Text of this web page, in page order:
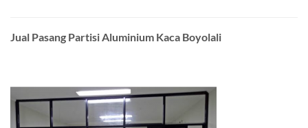
Jual Pasang Partisi Aluminium Kaca Boyolali